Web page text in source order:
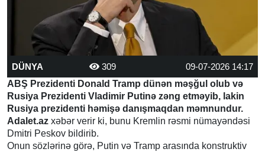
DÜNYA 309
09-07-2026 14:17
ABŞ Prezidenti Donald Tramp dünən məşğul olub və
Rusiya Prezidenti Vladimir Putinə zəng etməyib, lakin
Rusiya prezidenti həmişə danışmaqdan məmnundur.
Adalet.az xəbər verir ki, bunu Kremlin rəsmi nümayəndəsi
Dmitri Peskov bildirib.
Onun sözlərinə görə, Putin və Tramp arasında konstruktiv